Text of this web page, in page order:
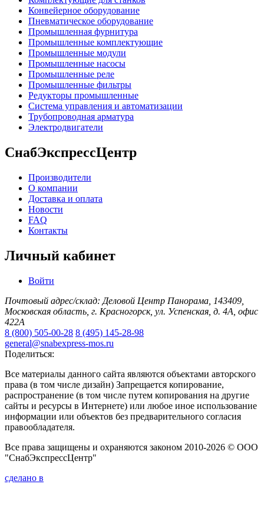
Конвейерное оборудование
Пневматическое оборудование
Промышленная фурнитура
Промышленные комплектующие
Промышленные модули
Промышленные насосы
Промышленные реле
Промышленные фильтры
Редукторы промышленные
Система управления и автоматизации
Трубопроводная арматура
Электродвигатели
СнабЭкспрессЦентр
Производители
О компании
Доставка и оплата
Новости
FAQ
Контакты
Личный кабинет
Войти
Почтовый адрес/склад: Деловой Центр Панорама, 143409,
Московская область, г. Красногорск, ул. Успенская, д. 4А, офис
422А
8 (800) 505-00-28 8 (495) 145-28-98
general@snabexpress-mos.ru
Поделиться:
Все материалы данного сайта являются объектами авторского
права (в том числе дизайн) Запрещается копирование,
распространение (в том числе путем копирования на другие
сайты и ресурсы в Интернете) или любое иное использование
информации или объектов без предварительного согласия
правообладателя.
Все права защищены и охраняются законом 2010-2026 © ООО
"СнабЭкспрессЦентр"
сделано в